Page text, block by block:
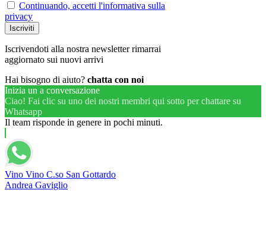
Continuando, accetti l'informativa sulla
privacy
Iscrivendoti alla nostra newsletter rimarrai
aggiornato sui nuovi arrivi
Hai bisogno di aiuto? chatta con noi
Inizia un a conversazione
Ciao! Fai clic su uno dei nostri membri qui sotto per chattare su
Whatsapp
Il team risponde in genere in pochi minuti.
Vino Vino C.so San Gottardo
Andrea Gaviglio